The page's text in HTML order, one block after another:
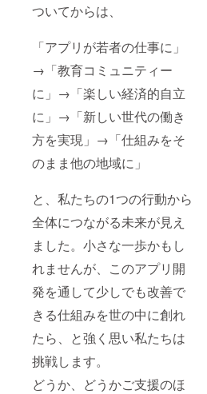
ついてからは、
「アプリが若者の仕事に」
→「教育コミュニティー
に」→「楽しい経済的自立
に」→「新しい世代の働き
方を実現」→「仕組みをそ
のまま他の地域に」
と、私たちの1つの行動から
全体につながる未来が見え
ました。小さな一歩かもし
れませんが、このアプリ開
発を通して少しでも改善で
きる仕組みを世の中に創れ
たら、と強く思い私たちは
挑戦します。
どうか、どうかご支援のほ